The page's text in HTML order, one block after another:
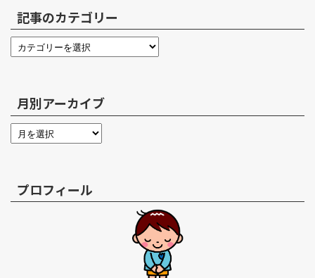
記事のカテゴリー
月別アーカイブ
プロフィール